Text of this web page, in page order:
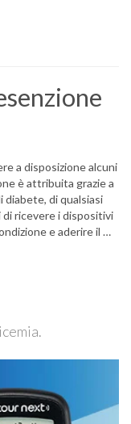
a disposizione alcuni
è attribuita grazie a
di qualsiasi
ricevere i dispositivi
e aderire il …